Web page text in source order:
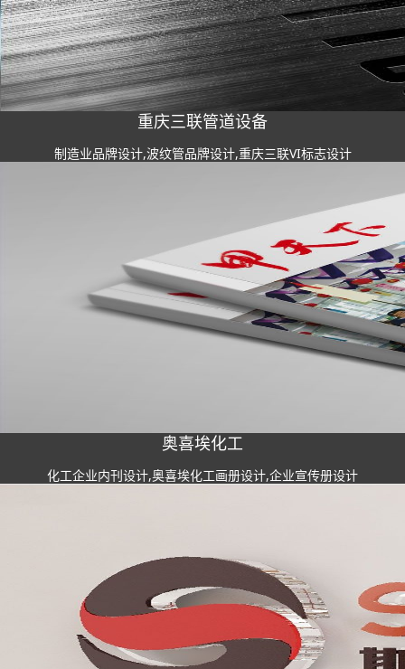
重庆三联管道设备
制造业品牌设计,波纹管品牌设计,重庆三联VI标志设计
奥喜埃化工
化工企业内刊设计,奥喜埃化工画册设计,企业宣传册设计